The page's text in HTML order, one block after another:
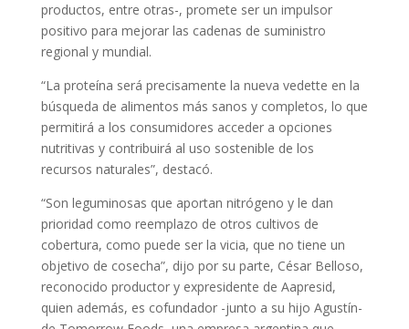
productos, entre otras-, promete ser un impulsor
positivo para mejorar las cadenas de suministro
regional y mundial.
“La proteína será precisamente la nueva vedette en la
búsqueda de alimentos más sanos y completos, lo que
permitirá a los consumidores acceder a opciones
nutritivas y contribuirá al uso sostenible de los
recursos naturales”, destacó.
“Son leguminosas que aportan nitrógeno y le dan
prioridad como reemplazo de otros cultivos de
cobertura, como puede ser la vicia, que no tiene un
objetivo de cosecha”, dijo por su parte, César Belloso,
reconocido productor y expresidente de Aapresid,
quien además, es cofundador -junto a su hijo Agustín-